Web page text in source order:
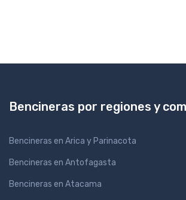
Bencineras por regiones y
Bencineras en Arica y Parinacota
Bencineras en Antofagasta
Bencineras en Atacama